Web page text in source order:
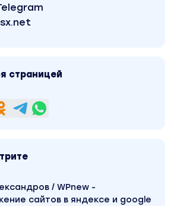
страницей
/ WPnew -
сайтов в яндексе и google